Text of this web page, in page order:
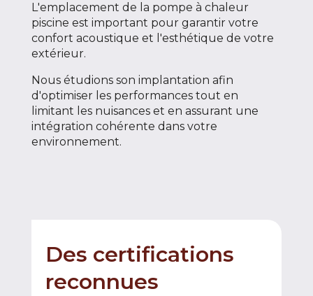
L'emplacement de la pompe à chaleur
piscine est important pour garantir votre
confort acoustique et l'esthétique de votre
extérieur.
Nous étudions son implantation afin
d'optimiser les performances tout en
limitant les nuisances et en assurant une
intégration cohérente dans votre
environnement.
Des certifications
reconnues